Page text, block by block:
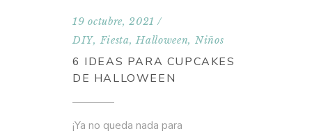
19 octubre, 2021
DIY,Fiesta,Halloween, Niños
6 IDEAS PARA CUPCAKES
DE HALLOWEEN
¡Ya no queda nada para